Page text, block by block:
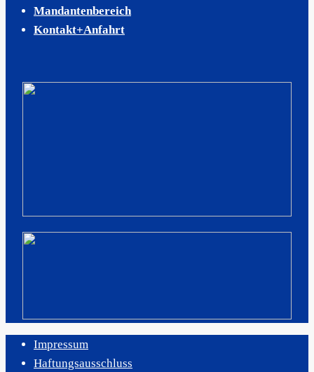
Mandantenbereich
Kontakt+Anfahrt
Impressum
Haftungsausschluss